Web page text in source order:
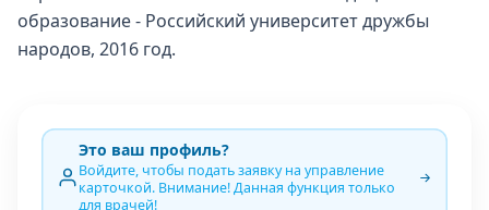
образование - Российский университет дружбы
народов, 2016 год.
Это ваш профиль?
Войдите, чтобы подать заявку на управление
карточкой. Внимание! Данная функция только
для врачей!